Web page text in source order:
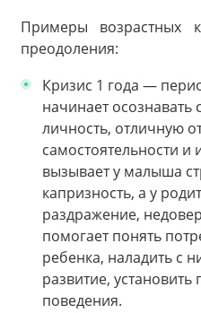
Примеры возрастных
преодоления:
Кризис 1 года —
начинает осознавать
личность, отличную
самостоятельности
вызывает у малыша
капризность, а у
раздражение,
помогает понять
ребенка, наладить с
развитие,
поведения.